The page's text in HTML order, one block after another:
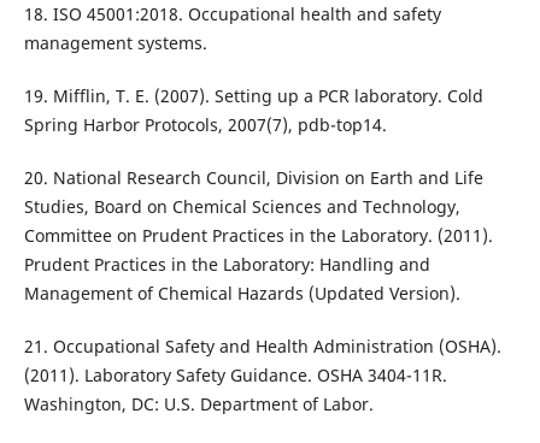
18. ISO 45001:2018. Occupational health and safety
management systems.
19. Mifflin, T. E. (2007). Setting up a PCR laboratory. Cold
Spring Harbor Protocols, 2007(7), pdb-top14.
20. National Research Council, Division on Earth and Life
Studies, Board on Chemical Sciences and Technology,
Committee on Prudent Practices in the Laboratory. (2011).
Prudent Practices in the Laboratory: Handling and
Management of Chemical Hazards (Updated Version).
21. Occupational Safety and Health Administration (OSHA).
(2011). Laboratory Safety Guidance. OSHA 3404-11R.
Washington, DC: U.S. Department of Labor.